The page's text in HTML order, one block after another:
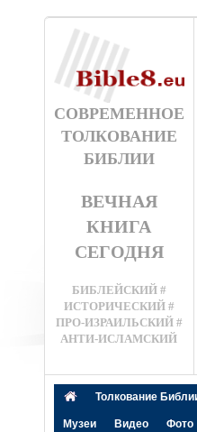
СОВРЕМЕННОЕ
ТОЛКОВАНИЕ
БИБЛИИ
ВЕЧНАЯ
КНИГА
СЕГОДНЯ
БИБЛЕЙСКИЙ #
ИСТОРИЧЕСКИЙ #
ПРО-ИЗРАИЛЬСКИЙ #
АНТИ-ИСЛАМСКИЙ
Толкование
Музеи Видео Фото